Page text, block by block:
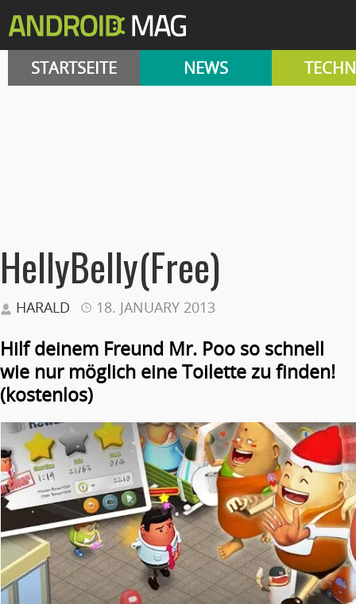
STARTSEITE NEWS
HellyBelly(Free)
HARALD 18. JANUARY 2013
Hilf deinem Freund Mr. Poo so schnell
wie nur möglich eine Toilette zu finden!
(kostenlos)